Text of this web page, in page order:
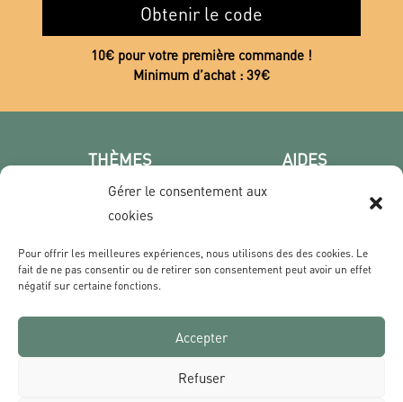
Gérer le consentement aux
cookies
Pour offrir les meilleures expériences, nous utilisons des des cookies. Le
fait de ne pas consentir ou de retirer son consentement peut avoir un effet
négatif sur certaine fonctions.
Accepter
Refuser
Obtenir le code
10€ pour votre première commande !
Minimum d’achat : 39€
THÈMES
Poster photo
Les villes
Film & Série
AIDES
Qui sommes nous ?
Livraisons & Retours